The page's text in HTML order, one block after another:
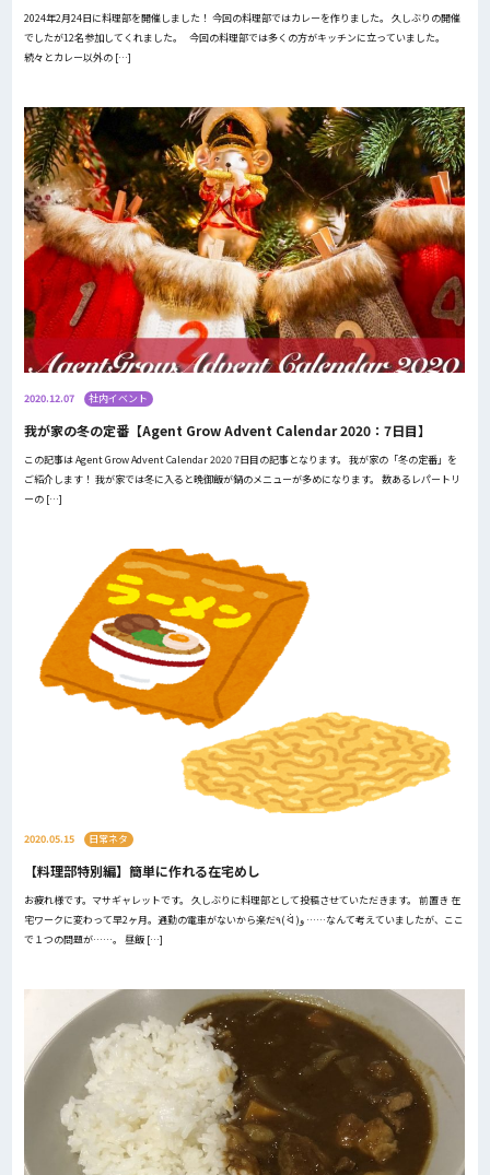
2024年2月24日に料理部を開催しました！ 今回の料理部ではカレーを作りました。 久しぶりの開催
でしたが12名参加してくれました。 今回の料理部では多くの方がキッチンに立っていました。
続々とカレー以外の […]
2020.12.07 社内イベント
我が家の冬の定番【Agent Grow Advent Calendar 2020：7日目】
この記事は Agent Grow Advent Calendar 2020 7日目の記事となります。 我が家の「冬の定番」を
ご紹介します！ 我が家では冬に入ると晩御飯が鍋のメニューが多めになります。 数あるレパートリ
ーの […]
2020.05.15 日常ネタ
【料理部特別編】簡単に作れる在宅めし
お疲れ様です。マサギャレットです。 久しぶりに料理部として投稿させていただきます。 前置き 在
宅ワークに変わって早2ヶ月。通勤の電車がないから楽だ٩( ᐛ )و ……なんて考えていましたが、ここ
で１つの問題が……。 昼飯 […]